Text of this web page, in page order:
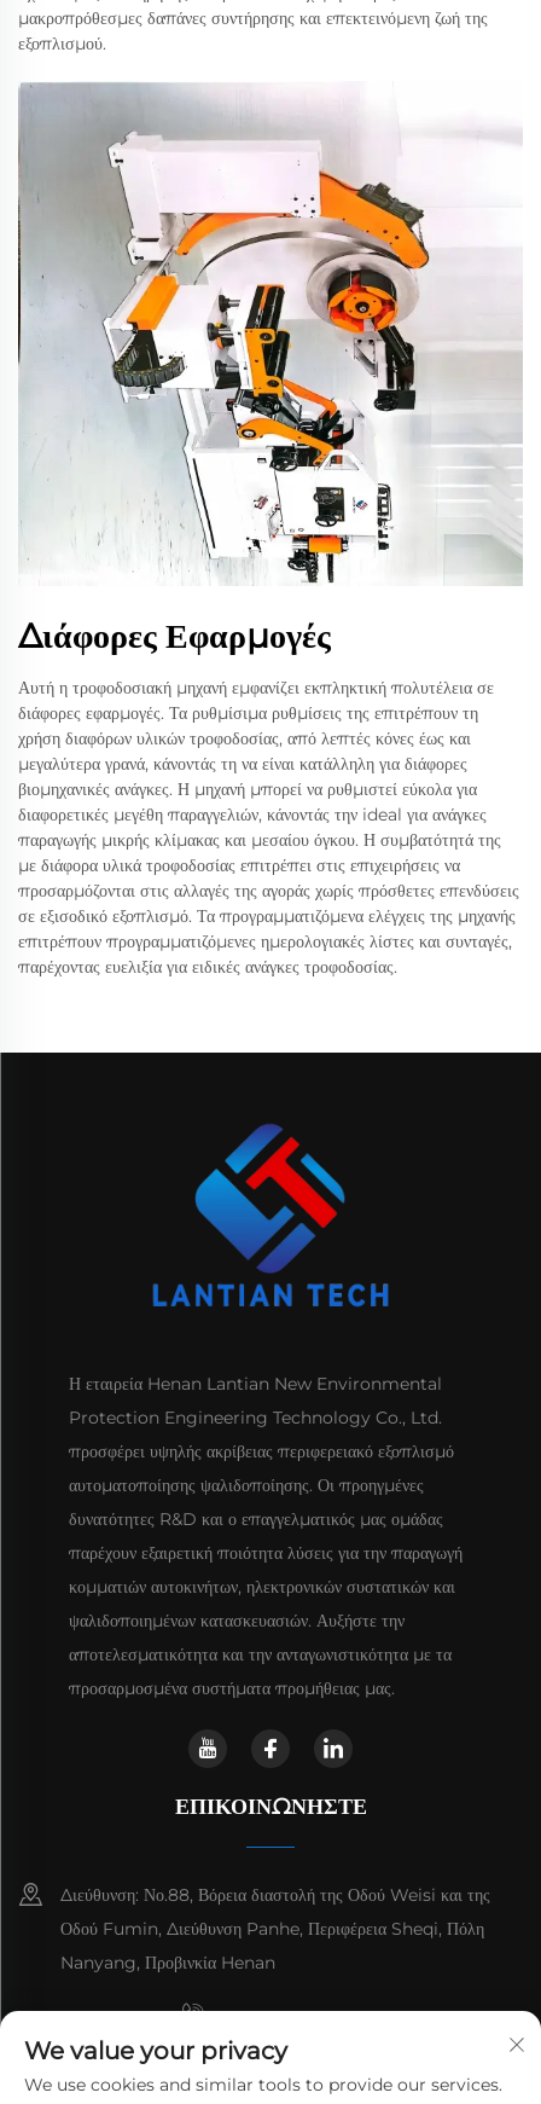
μακροπρόθεσμες δαπάνες συντήρησης και επεκτεινόμενη ζωή της
εξοπλισμού.
Διάφορες Εφαρμογές
Αυτή η τροφοδοσιακή μηχανή εμφανίζει εκπληκτική πολυτέλεια σε
διάφορες εφαρμογές. Τα ρυθμίσιμα ρυθμίσεις της επιτρέπουν τη
χρήση διαφόρων υλικών τροφοδοσίας, από λεπτές κόνες έως και
μεγαλύτερα γρανά, κάνοντάς τη να είναι κατάλληλη για διάφορες
βιομηχανικές ανάγκες. Η μηχανή μπορεί να ρυθμιστεί εύκολα για
διαφορετικές μεγέθη παραγγελιών, κάνοντάς την ideal για ανάγκες
παραγωγής μικρής κλίμακας και μεσαίου όγκου. Η συμβατότητά της
με διάφορα υλικά τροφοδοσίας επιτρέπει στις επιχειρήσεις να
προσαρμόζονται στις αλλαγές της αγοράς χωρίς πρόσθετες επενδύσεις
σε εξισοδικό εξοπλισμό. Τα προγραμματιζόμενα ελέγχεις της μηχανής
επιτρέπουν προγραμματιζόμενες ημερολογιακές λίστες και συνταγές,
παρέχοντας ευελιξία για ειδικές ανάγκες τροφοδοσίας.
Η εταιρεία Henan Lantian New Environmental
Protection Engineering Technology Co., Ltd.
προσφέρει υψηλής ακρίβειας περιφερειακό εξοπλισμό
αυτοματοποίησης ψαλιδοποίησης. Οι προηγμένες
δυνατότητες R&D και ο επαγγελματικός μας ομάδας
παρέχουν εξαιρετική ποιότητα λύσεις για την παραγωγή
κομματιών αυτοκινήτων, ηλεκτρονικών συστατικών και
ψαλιδοποιημένων κατασκευασιών. Αυξήστε την
αποτελεσματικότητα και την ανταγωνιστικότητα με τα
προσαρμοσμένα συστήματα προμήθειας μας.
ΕΠΙΚΟΙΝΩΝΉΣΤΕ
Διεύθυνση: Νο.88, Βόρεια διαστολή της Οδού Weisi και της
Οδού Fumin, Διεύθυνση Panhe, Περιφέρεια Sheqi, Πόλη
Nanyang, Προβινκία Henan
+8615993153189
+86-13137795975
We value your privacy
We use cookies and similar tools to provide our services.